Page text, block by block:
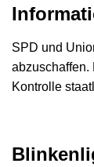
SPD und
abzuschaffen.
Kontrolle